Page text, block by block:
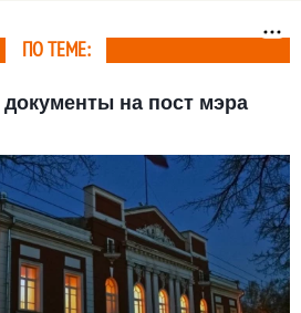
ПО ТЕМЕ:
на пост мэра